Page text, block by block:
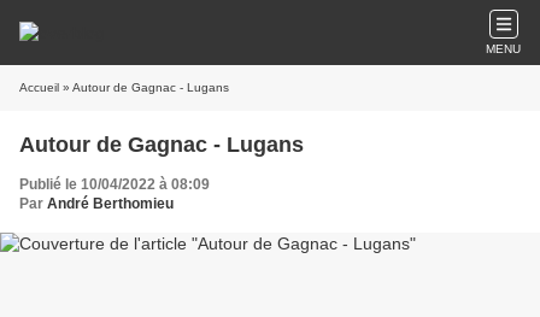
MENU
Accueil » Autour de Gagnac - Lugans
Autour de Gagnac - Lugans
Publié le 10/04/2022 à 08:09
Par André Berthomieu